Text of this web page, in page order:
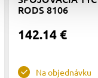
RODS 8106
142.14 €
Na objednávku